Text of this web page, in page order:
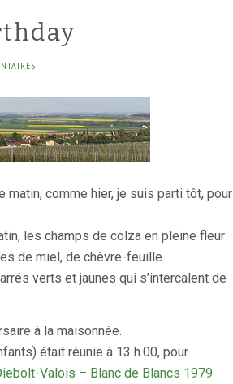
comme hier, je suis parti tôt, pour
les champs de colza en pleine fleur
de miel, de chèvre-feuille.
verts et jaunes qui s’intercalent de
à la maisonnée.
était réunie à 13 h.00, pour
Valois – Blanc de Blancs 1979